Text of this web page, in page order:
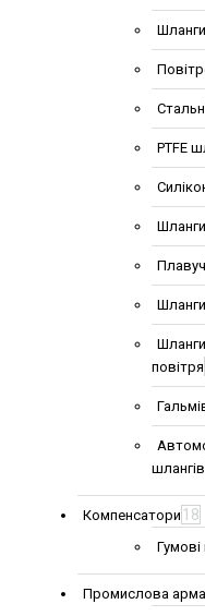
PTFE
Шланги
повітря
шлангів
Компенсатори 18
Промислова